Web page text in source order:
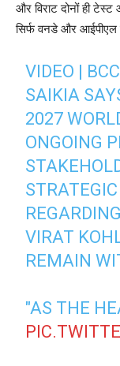
और विराट दोनों ही
सिर्फ वनडे और
VIDEO |
SAIKIA
2027
ONGOING
VIRAT
REMAIN
"AS THE